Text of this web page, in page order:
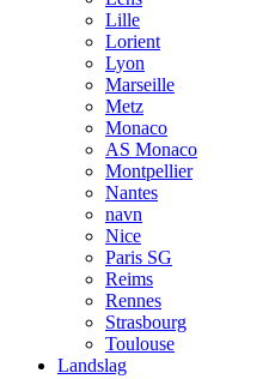
Lille
Lorient
Lyon
Marseille
Metz
Monaco
AS Monaco
Montpellier
Nantes
navn
Nice
Paris SG
Reims
Rennes
Strasbourg
Toulouse
Landslag